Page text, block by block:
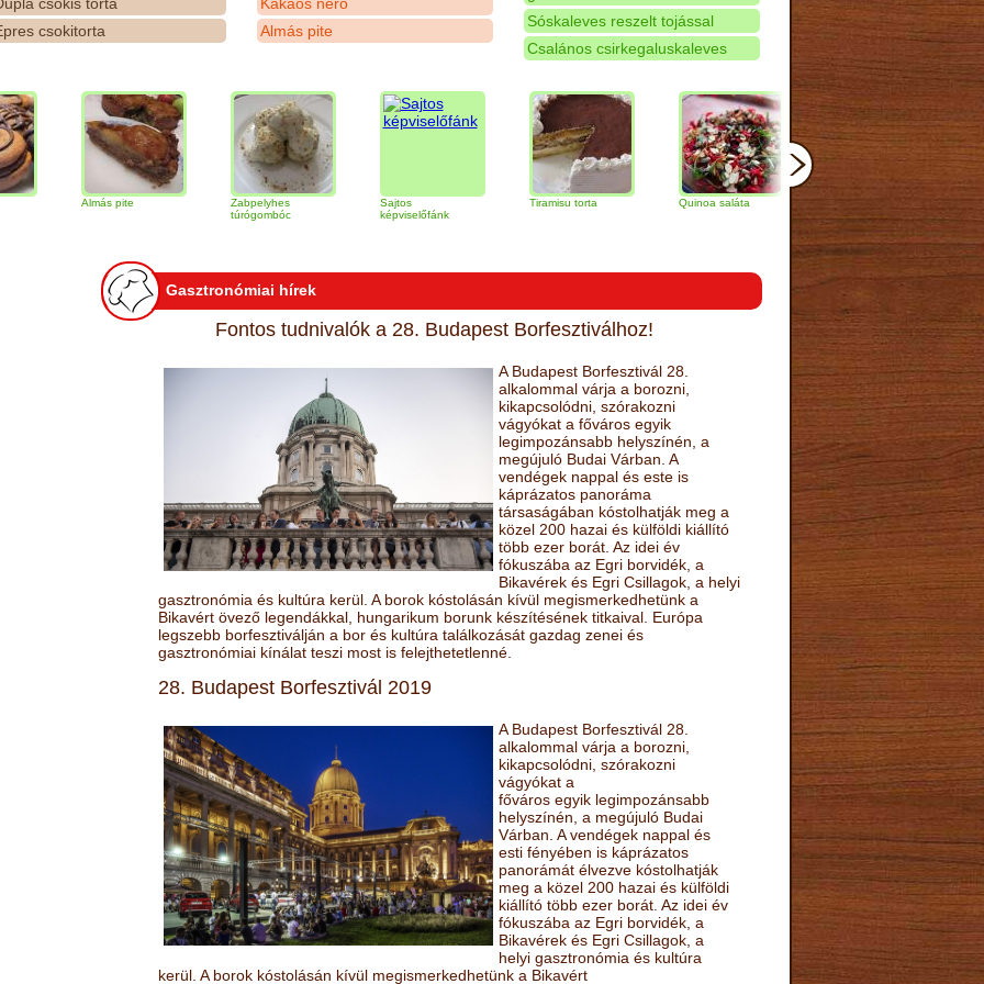
csokitorta
Almás pite
Sóskaleves reszelt tojással
Csalános csirkegaluskaleves
Almás pite
Zabpelyhes
túrógombóc
képviselőfánk
Tiramisu torta Quinoa saláta Mandulás kifli
narancs
Gasztronómiai hírek
Fontos tudnivalók a 28. Budapest Borfesztiválhoz!
A Budapest Borfesztivál 28.
alkalommal várja a borozni,
kikapcsolódni, szórakozni
vágyókat a főváros egyik
legimpozánsabb helyszínén, a
megújuló Budai Várban. A
vendégek nappal és este is
káprázatos panoráma
társaságában kóstolhatják meg a
közel 200 hazai és külföldi kiállító
több ezer borát. Az idei év
fókuszába az Egri borvidék, a
Bikavérek és Egri Csillagok, a helyi
gasztronómia és kultúra kerül. A borok kóstolásán kívül megismerkedhetünk a
Bikavért övező legendákkal, hungarikum borunk készítésének titkaival. Európa
legszebb borfesztiválján a bor és kultúra találkozását gazdag zenei és
gasztronómiai kínálat teszi most is felejthetetlenné.
28. Budapest Borfesztivál 2019
A Budapest Borfesztivál 28.
alkalommal várja a borozni,
kikapcsolódni, szórakozni
vágyókat a
főváros egyik legimpozánsabb
helyszínén, a megújuló Budai
Várban. A vendégek nappal és
esti fényében is káprázatos
panorámát élvezve kóstolhatják
meg a közel 200 hazai és külföldi
kiállító több ezer borát. Az idei év
fókuszába az Egri borvidék, a
Bikavérek és Egri Csillagok, a
helyi gasztronómia és kultúra
kerül. A borok kóstolásán kívül megismerkedhetünk a Bikavért